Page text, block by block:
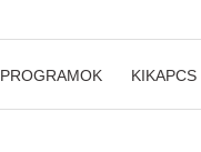
PROGRAMOK KIKAPCS